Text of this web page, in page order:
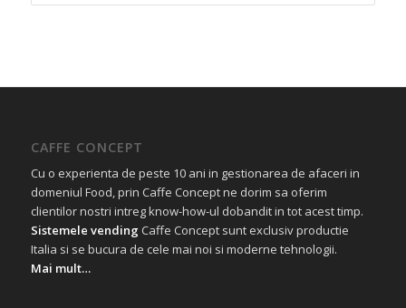
CAFFE CONCEPT
Cu o experienta de peste 10 ani in gestionarea de afaceri in
domeniul Food, prin Caffe Concept ne dorim sa oferim
clientilor nostri intreg know-how-ul dobandit in tot acest timp.
Sistemele vending Caffe Concept sunt exclusiv productie
Italia si se bucura de cele mai noi si moderne tehnologii.
Mai mult…